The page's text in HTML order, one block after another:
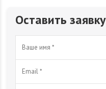
Оставить заявку